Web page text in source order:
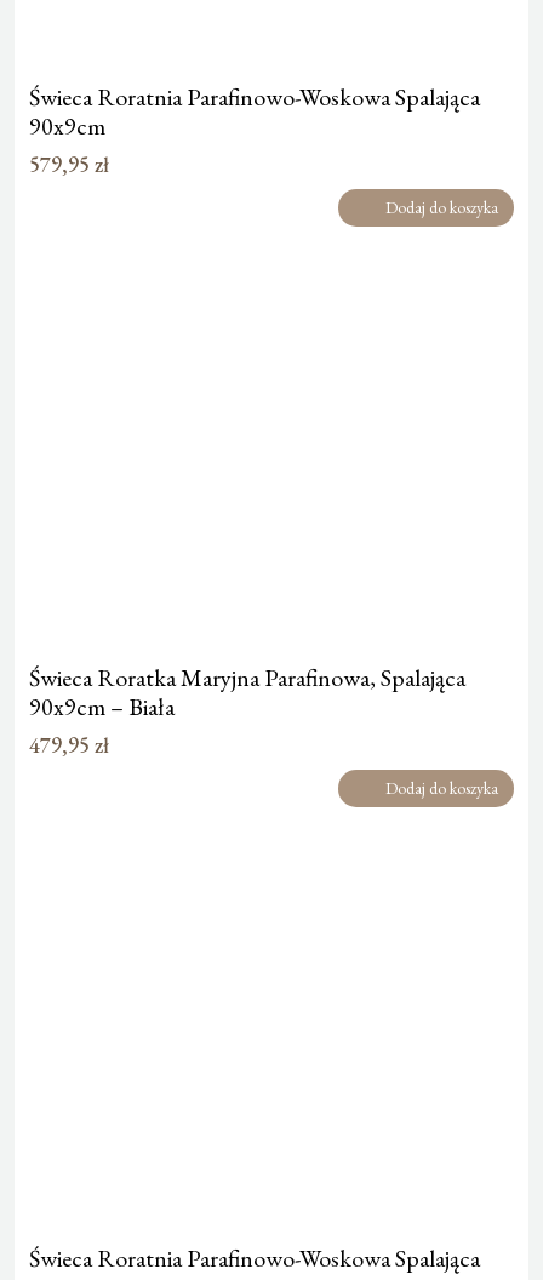
Świeca Roratnia Parafinowo-Woskowa Spalająca
90x9cm
579,95 zł
Dodaj do koszyka
Świeca Roratka Maryjna Parafinowa, Spalająca
90x9cm – Biała
479,95 zł
Dodaj do koszyka
Świeca Roratnia Parafinowo-Woskowa Spalająca